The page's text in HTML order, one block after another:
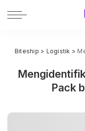
Biteship > Logistik >
Pack